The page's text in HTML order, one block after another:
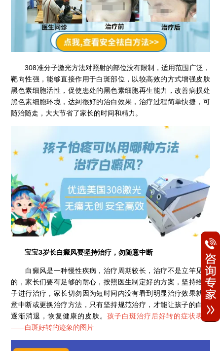
308准分子激光方法对照射的部位没有限制，适用范围广泛，
靶向性强，能够直接作用于白斑部位，以较高效的方式增强皮肤
黑色素细胞活性，促使患处的黑色素细胞再生能力，改善病损处
黑色素细胞环境，达到很好的治白效果，治疗过程简单快捷，可
随治随走，大大节省了家长的时间和精力。
宝宝3岁长白癜风要坚持治疗，勿随意中断
白癜风是一种慢性疾病，治疗周期较长，治疗不是立竿见影
的，家长们要有足够的耐心，按照医生制定好的方案，坚持给孩
子进行治疗，家长切勿因为短时间内没有看到明显治疗效果就随
意中断或更换治疗方法，只有坚持规范治疗，才能让孩子的白斑
逐渐消退，恢复健康的皮肤。 孩子白斑治疗后好转的症状表现
——白斑好转的迹象的图片